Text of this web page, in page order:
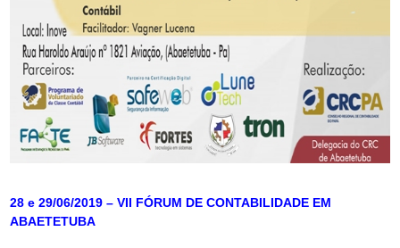
28 e 29/06/2019 – VII FÓRUM DE CONTABILIDADE EM
ABAETETUBA